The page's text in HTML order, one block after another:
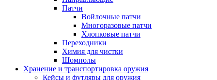
Патчи
Войлочные патчи
Многоразовые патчи
Хлопковые патчи
Переходники
Химия для чистки
Шомполы
Хранение и транспортировка оружия
Кейсы и футляры для оружия